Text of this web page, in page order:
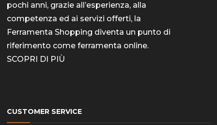
pochi anni, grazie all’esperienza, alla
competenza ed ai servizi offerti, la
Ferramenta Shopping diventa un punto di
riferimento come ferramenta online.
SCOPRI DI PIÙ
CUSTOMER SERVICE